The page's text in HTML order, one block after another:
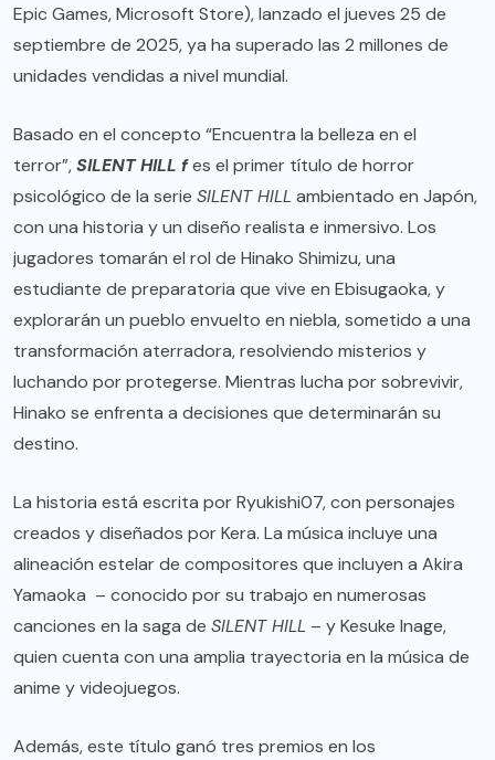
Epic Games, Microsoft Store), lanzado el jueves 25 de
septiembre de 2025, ya ha superado las 2 millones de
unidades vendidas a nivel mundial.
Basado en el concepto “Encuentra la belleza en el
terror”,SILENT HILL fes el primer título de horror
psicológico de la serie SILENT HILLambientado en Japón,
con una historia y un diseño realista e inmersivo. Los
jugadores tomarán el rol de Hinako Shimizu, una
estudiante de preparatoria que vive en Ebisugaoka, y
explorarán un pueblo envuelto en niebla, sometido a una
transformación aterradora, resolviendo misterios y
luchando por protegerse. Mientras lucha por sobrevivir,
Hinako se enfrenta a decisiones que determinarán su
destino.
La historia está escrita por Ryukishi07, con personajes
creados y diseñados por Kera. La música incluye una
alineación estelar de compositores que incluyen a Akira
Yamaoka – conocido por su trabajo en numerosas
canciones en la saga de SILENT HILL – y Kesuke Inage,
quien cuenta con una amplia trayectoria en la música de
anime y videojuegos.
Además, este título ganó tres premios en los